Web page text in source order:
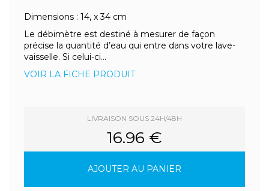
Dimensions : 14, x 34 cm
Le débimètre est destiné à mesurer de façon
précise la quantité d’eau qui entre dans votre lave-
vaisselle. Si celui-ci...
VOIR LA FICHE PRODUIT
LIVRAISON SOUS 24H/48H
16.96 €
AJOUTER AU PANIER